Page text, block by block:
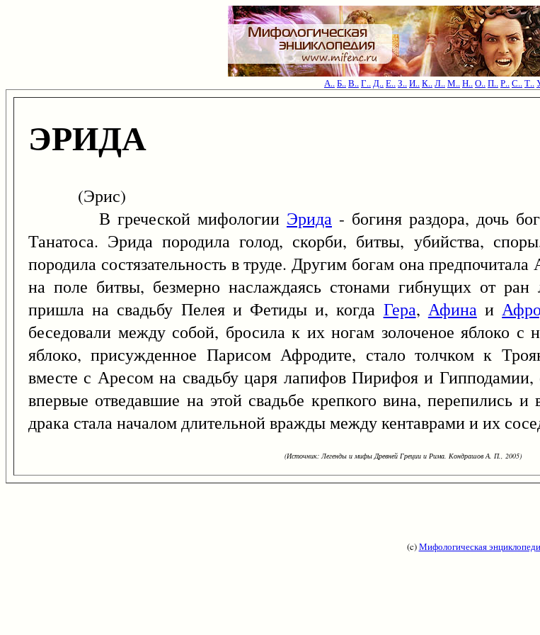
А..Б..В..Г..Д..Е..З..И..К..Л..М..Н..О..П..Р..С..Т..
ЭРИДА
(Эрис)
В греческой мифологии Эрида - богиня раздора, дочь
Танатоса. Эрида породила голод, скорби, битвы, убийства,
породила состязательность в труде. Другим богам она
на поле битвы, безмерно наслаждаясь стонами гибнущих от
пришла на свадьбу Пелея и Фетиды и, когда Гера, Афинаи
беседовали между собой, бросила к их ногам золоченое яблоко с
яблоко, присужденное Парисом Афродите, стало толчком к
вместе с Аресом на свадьбу царя лапифов Пирифоя и Гипподамии,
впервые отведавшие на этой свадьбе крепкого вина, перепились и
драка стала началом длительной вражды между кентаврами и их
(Источник: Легенды и мифы Древней Греции и Рима. Кондрашов А. П., 2005)
(c)Мифологическая